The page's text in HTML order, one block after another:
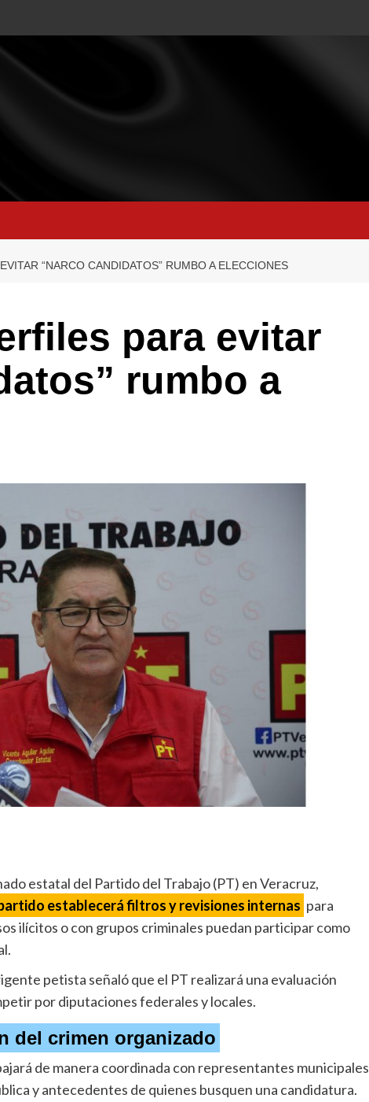
“NARCO CANDIDATOS” RUMBO A ELECCIONES
para evitar
rumbo a
estatal del Partido del Trabajo (PT) en Veracruz,
establecerá filtros y revisiones internas para
ilícitos o con grupos criminales puedan participar como
petista señaló que el PT realizará una evaluación
por diputaciones federales y locales.
del crimen organizado
de manera coordinada con representantes municipales
y antecedentes de quienes busquen una candidatura.